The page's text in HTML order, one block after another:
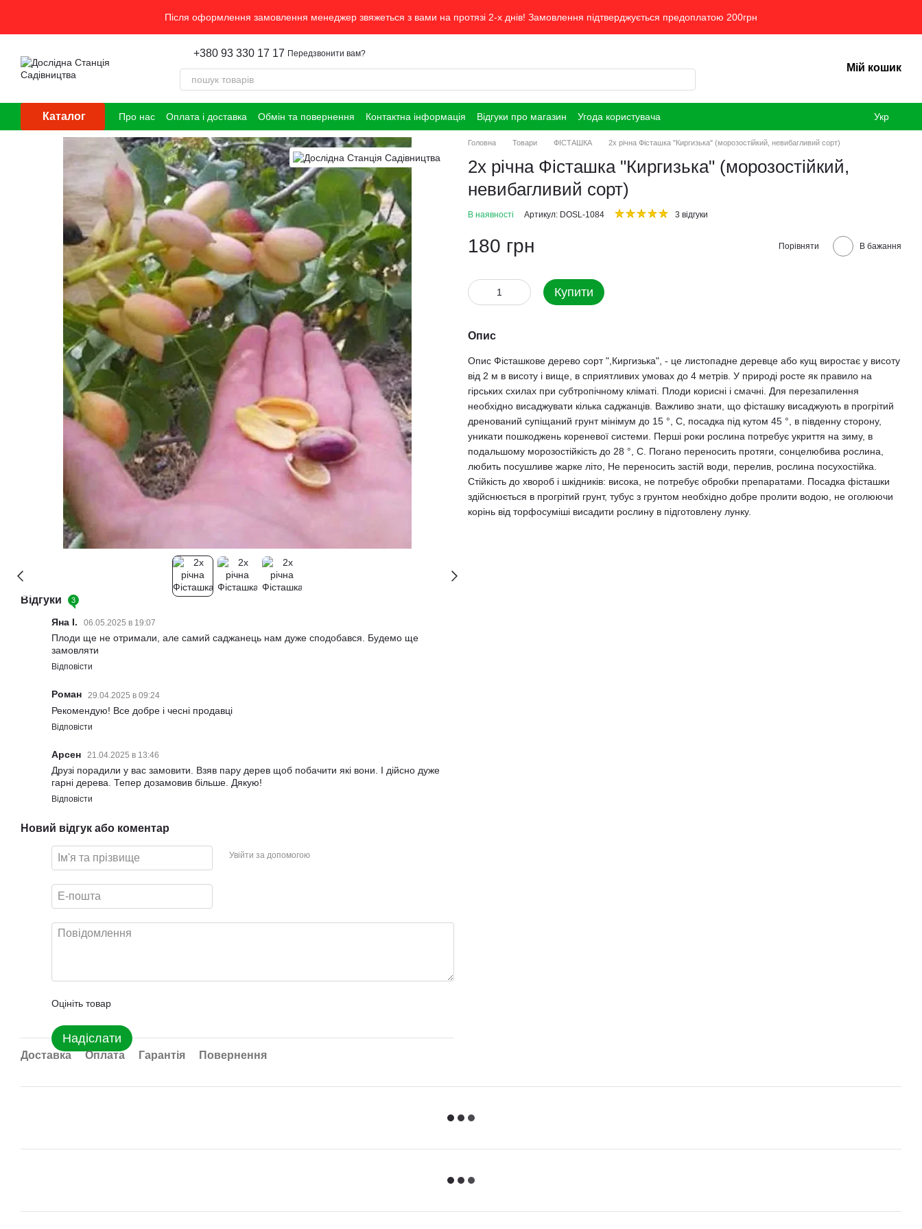
Після оформлення замовлення менеджер звяжеться з вами на протязі 2-х днів! Замовлення підтверджується предоплатою 200грн
+380 93 330 17 17 Передзвонити вам?
Мій кошик
Каталог Про нас Оплата і доставка Обмін та повернення Контактна інформація Відгуки про магазин Угода користувача Укр
Відгуки 3
Яна І. 06.05.2025 в 19:07
Плоди ще не отримали, але самий саджанець нам дуже сподобався. Будемо ще
замовляти
Відповісти
Роман 29.04.2025 в 09:24
Рекомендую! Все добре і чесні продавці
Відповісти
Арсен 21.04.2025 в 13:46
Друзі порадили у вас замовити. Взяв пару дерев щоб побачити які вони. І дійсно дуже
гарні дерева. Тепер дозамовив більше. Дякую!
Відповісти
Новий відгук або коментар
Увійти за допомогою
Оцініть товар
Надіслати
Доставка Оплата Гарантія Повернення
Головна Товари ФІСТАШКА 2х річна Фісташка "Киргизька" (морозостійкий, невибагливий сорт)
2х річна Фісташка "Киргизька" (морозостійкий,
невибагливий сорт)
В наявності Артикул: DOSL-1084 3 відгуки
180 грн Порівняти В бажання
Купити
Опис
Опис Фісташкове дерево сорт ",Киргизька", - це листопадне деревце або кущ виростає у висоту
від 2 м в висоту і вище, в сприятливих умовах до 4 метрів. У природі росте як правило на
гірських схилах при субтропічному кліматі. Плоди корисні і смачні. Для перезапилення
необхідно висаджувати кілька саджанців. Важливо знати, що фісташку висаджують в прогрітий
дренований супіщаний грунт мінімум до 15 °, C, посадка під кутом 45 °, в південну сторону,
уникати пошкоджень кореневої системи. Перші роки рослина потребує укриття на зиму, в
подальшому морозостійкість до 28 °, C. Погано переносить протяги, сонцелюбива рослина,
любить посушливе жарке літо, Не переносить застій води, перелив, рослина посухостійка.
Стійкість до хвороб і шкідників: висока, не потребує обробки препаратами. Посадка фісташки
здійснюється в прогрітий грунт, тубус з грунтом необхідно добре пролити водою, не оголюючи
корінь від торфосуміші висадити рослину в підготовлену лунку.